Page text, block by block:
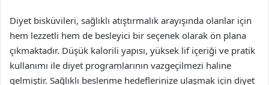
Diyet bisküvileri, sağlıklı atıştırmalık arayışında olanlar için
hem lezzetli hem de besleyici bir seçenek olarak ön plana
çıkmaktadır. Düşük kalorili yapısı, yüksek lif içeriği ve pratik
kullanımı ile diyet programlarının vazgeçilmezi haline
gelmiştir. Sağlıklı beslenme hedeflerinize ulaşmak için diyet